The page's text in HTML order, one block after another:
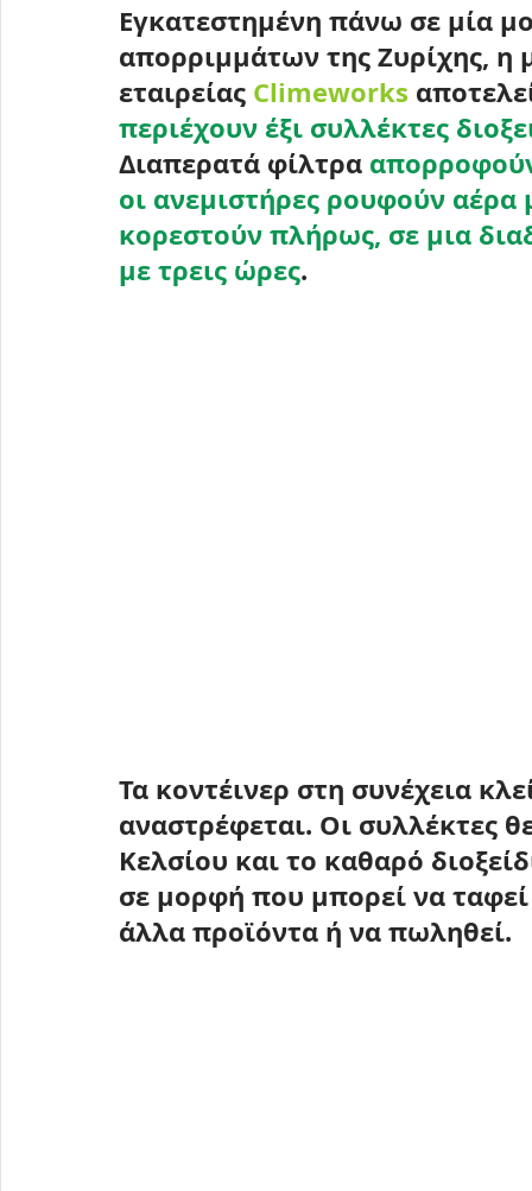
Εγκατεστημένη πάνω σε μία
απορριμμάτων της Ζυρίχης,
εταιρείας Climeworks
περιέχουν έξι συλλέκτες
Διαπερατά φίλτρα
οι ανεμιστήρες ρουφούν
κορεστούν πλήρως, σε μια
με τρεις ώρες.
Τα κοντέινερ στη συνέχεια
αναστρέφεται. Οι συλλέκτες
Κελσίου και το καθαρό
σε μορφή που μπορεί να
άλλα προϊόντα ή να πωληθεί.